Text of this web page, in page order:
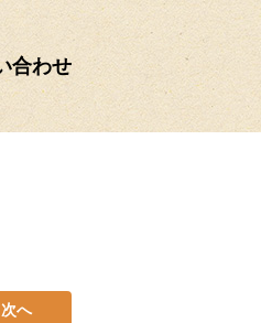
合わせ
次へ